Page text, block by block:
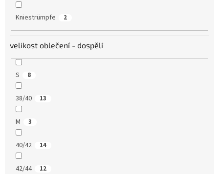
Kniestrümpfe 2
velikost oblečení - dospělí
S 8
38/40 13
M 3
40/42 14
42/44 12